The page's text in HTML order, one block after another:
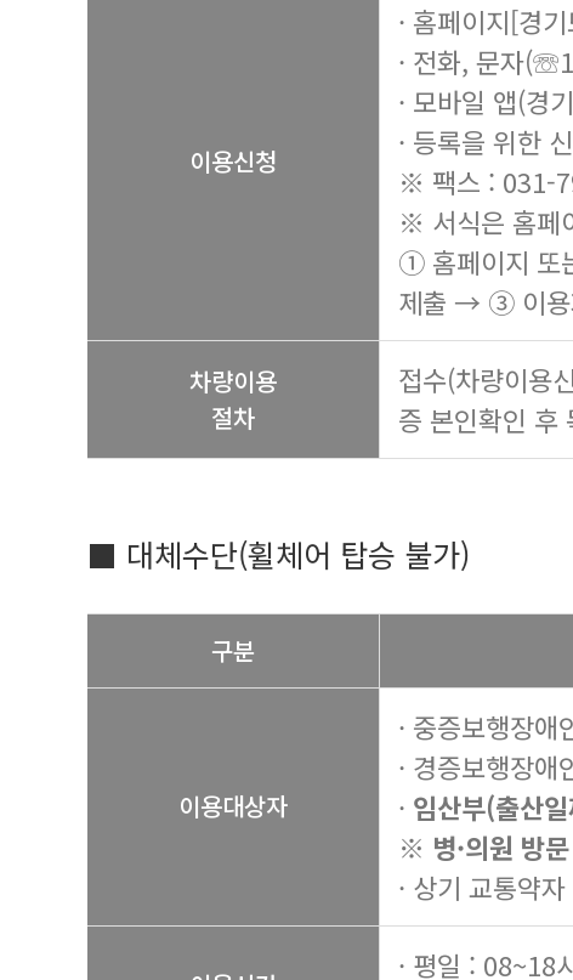
이용신청
· 홈페이지[경
· 전화, 문자
· 모바일 앱(경
· 등록을 위한
※ 팩스 : 031-
※ 서식은 홈페
① 홈페이지 또
제출 → ③ 이용
차량이용
절차
접수(차량이용
증 본인확인
■ 대체수단(휠체어 탑승 불가)
구분
이용대상자
· 중증보행장
· 경증보행장
· 임산부(출산
※ 병·의원 방
· 상기 교통약
· 평일 : 08~18